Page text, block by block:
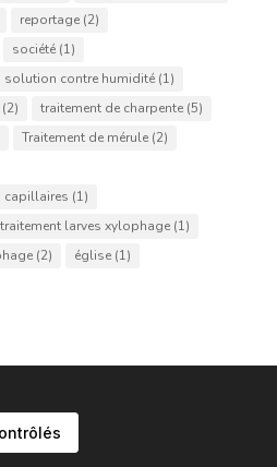
reportage(2)
société(1)
solution contre humidité(1)
(2) traitement de charpente(5)
Traitement de mérule(2)
capillaires (1)
traitement larves xylophage(1)
(2) église(1)